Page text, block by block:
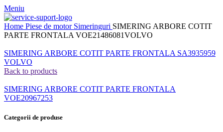
Meniu
Home Piese de motor Simeringuri SIMERING ARBORE COTIT
PARTE FRONTALA VOE21486081VOLVO
SIMERING ARBORE COTIT PARTE FRONTALA SA3935959
VOLVO
Back to products
SIMERING ARBORE COTIT PARTE FRONTALA
VOE20967253
Categorii de produse